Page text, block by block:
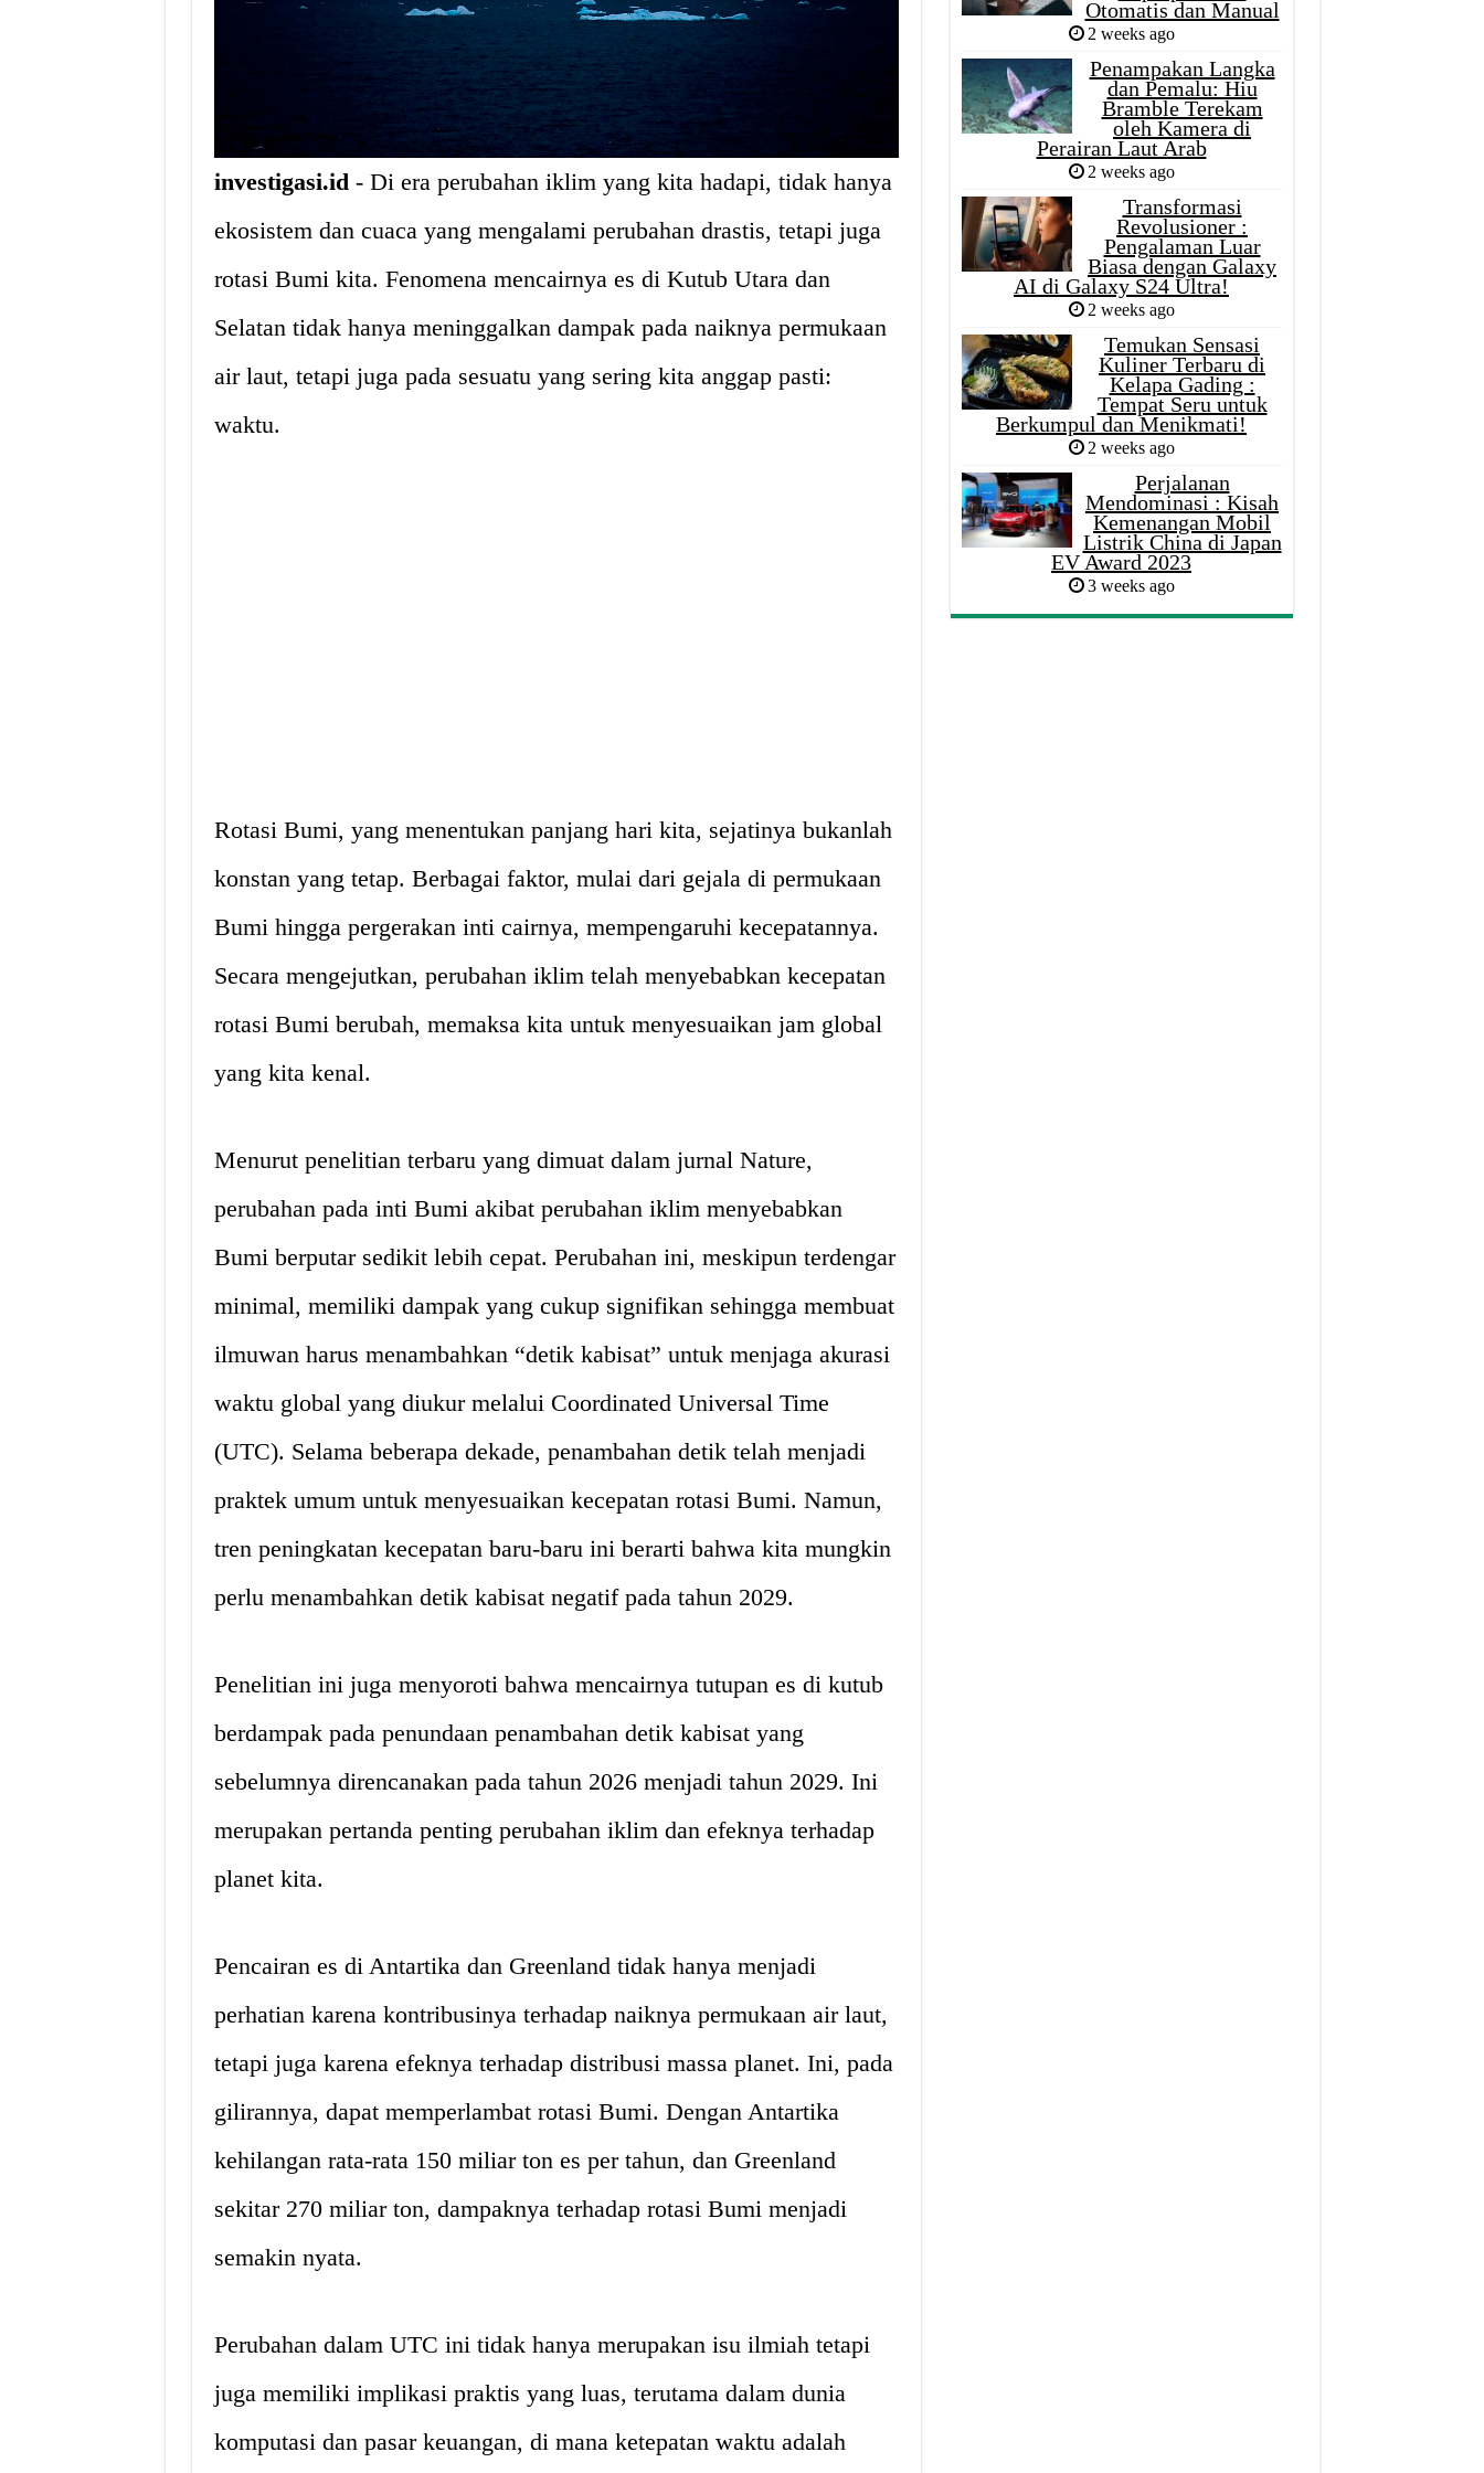
investigasi.id - Di era perubahan iklim yang kita hadapi, tidak hanya
ekosistem dan cuaca yang mengalami perubahan drastis, tetapi juga
rotasi Bumi kita. Fenomena mencairnya es di Kutub Utara dan
Selatan tidak hanya meninggalkan dampak pada naiknya permukaan
air laut, tetapi juga pada sesuatu yang sering kita anggap pasti:
waktu.
Rotasi Bumi, yang menentukan panjang hari kita, sejatinya bukanlah
konstan yang tetap. Berbagai faktor, mulai dari gejala di permukaan
Bumi hingga pergerakan inti cairnya, mempengaruhi kecepatannya.
Secara mengejutkan, perubahan iklim telah menyebabkan kecepatan
rotasi Bumi berubah, memaksa kita untuk menyesuaikan jam global
yang kita kenal.
Menurut penelitian terbaru yang dimuat dalam jurnal Nature,
perubahan pada inti Bumi akibat perubahan iklim menyebabkan
Bumi berputar sedikit lebih cepat. Perubahan ini, meskipun terdengar
minimal, memiliki dampak yang cukup signifikan sehingga membuat
ilmuwan harus menambahkan “detik kabisat” untuk menjaga akurasi
waktu global yang diukur melalui Coordinated Universal Time
(UTC). Selama beberapa dekade, penambahan detik telah menjadi
praktek umum untuk menyesuaikan kecepatan rotasi Bumi. Namun,
tren peningkatan kecepatan baru-baru ini berarti bahwa kita mungkin
perlu menambahkan detik kabisat negatif pada tahun 2029.
Penelitian ini juga menyoroti bahwa mencairnya tutupan es di kutub
berdampak pada penundaan penambahan detik kabisat yang
sebelumnya direncanakan pada tahun 2026 menjadi tahun 2029. Ini
merupakan pertanda penting perubahan iklim dan efeknya terhadap
planet kita.
Pencairan es di Antartika dan Greenland tidak hanya menjadi
perhatian karena kontribusinya terhadap naiknya permukaan air laut,
tetapi juga karena efeknya terhadap distribusi massa planet. Ini, pada
gilirannya, dapat memperlambat rotasi Bumi. Dengan Antartika
kehilangan rata-rata 150 miliar ton es per tahun, dan Greenland
sekitar 270 miliar ton, dampaknya terhadap rotasi Bumi menjadi
semakin nyata.
Perubahan dalam UTC ini tidak hanya merupakan isu ilmiah tetapi
juga memiliki implikasi praktis yang luas, terutama dalam dunia
komputasi dan pasar keuangan, di mana ketepatan waktu adalah
Otomatis dan Manual
2 weeks ago
Penampakan Langka
dan Pemalu: Hiu
Bramble Terekam
oleh Kamera di
Perairan Laut Arab
2 weeks ago
Transformasi
Revolusioner :
Pengalaman Luar
Biasa dengan Galaxy
AI di Galaxy S24 Ultra!
2 weeks ago
Temukan Sensasi
Kuliner Terbaru di
Kelapa Gading :
Tempat Seru untuk
Berkumpul dan Menikmati!
2 weeks ago
Perjalanan
Mendominasi : Kisah
Kemenangan Mobil
Listrik China di Japan
EV Award 2023
3 weeks ago